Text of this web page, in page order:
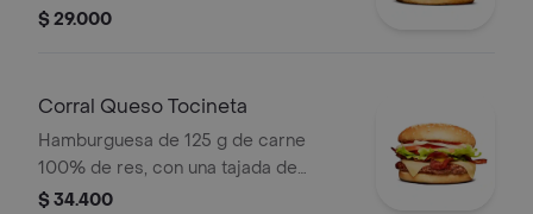
rodajas, cebolla en rodajas, lechuga y
$ 29.000
Corral Queso Tocineta
Hamburguesa de 125 g de carne
100% de res, con una tajada de
queso tipo mozzarella, tocineta,
$ 34.400